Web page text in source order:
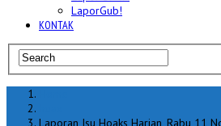
LaporGub!
KONTAK
Laporan Isu Hoaks Harian, Rabu 11